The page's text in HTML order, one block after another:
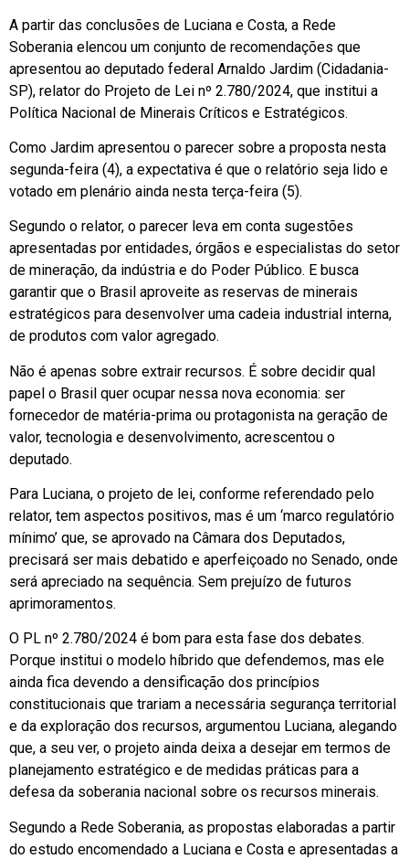
A partir das conclusões de Luciana e Costa, a Rede
Soberania elencou um conjunto de recomendações que
apresentou ao deputado federal Arnaldo Jardim (Cidadania-
SP), relator do Projeto de Lei nº 2.780/2024, que institui a
Política Nacional de Minerais Críticos e Estratégicos.
Como Jardim apresentou o parecer sobre a proposta nesta
segunda-feira (4), a expectativa é que o relatório seja lido e
votado em plenário ainda nesta terça-feira (5).
Segundo o relator, o parecer leva em conta sugestões
apresentadas por entidades, órgãos e especialistas do setor
de mineração, da indústria e do Poder Público. E busca
garantir que o Brasil aproveite as reservas de minerais
estratégicos para desenvolver uma cadeia industrial interna,
de produtos com valor agregado.
Não é apenas sobre extrair recursos. É sobre decidir qual
papel o Brasil quer ocupar nessa nova economia: ser
fornecedor de matéria-prima ou protagonista na geração de
valor, tecnologia e desenvolvimento, acrescentou o
deputado.
Para Luciana, o projeto de lei, conforme referendado pelo
relator, tem aspectos positivos, mas é um ‘marco regulatório
mínimo’ que, se aprovado na Câmara dos Deputados,
precisará ser mais debatido e aperfeiçoado no Senado, onde
será apreciado na sequência. Sem prejuízo de futuros
aprimoramentos.
O PL nº 2.780/2024 é bom para esta fase dos debates.
Porque institui o modelo híbrido que defendemos, mas ele
ainda fica devendo a densificação dos princípios
constitucionais que trariam a necessária segurança territorial
e da exploração dos recursos, argumentou Luciana, alegando
que, a seu ver, o projeto ainda deixa a desejar em termos de
planejamento estratégico e de medidas práticas para a
defesa da soberania nacional sobre os recursos minerais.
Segundo a Rede Soberania, as propostas elaboradas a partir
do estudo encomendado a Luciana e Costa e apresentadas a